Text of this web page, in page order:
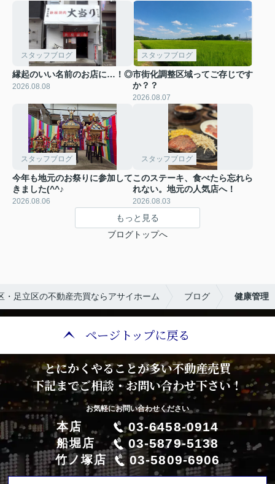
スタッフブログ
縁起のいい名前のお店に…！◎
2026.08.08
スタッフブログ
市街化調整区域ってご存じです
か？？
2026.08.07
スタッフブログ
今年も地元のお祭りに参加して
きました(^^♪
2026.08.06
スタッフブログ
このステーキ、食べたら忘れら
れない。地元の人気店へ！
2026.08.03
もっと見る
ブログトップへ
・足立区の不動産売買ならアサイホーム ブログ 健康管理
ページトップに戻る
とにかくやることが多い不動産売買
下記までご相談・お問い合わせ下さい！
お気軽にお問い合わせください
本店 03-6458-0914
船堀店 03-5879-5138
竹ノ塚店 03-5809-6906